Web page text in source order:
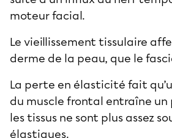
moteur facial.
Le vieillissement tissulaire
derme de la peau, que le
La perte en élasticité fait
du muscle frontal entraîne
les tissus ne sont plus assez
élastiques.